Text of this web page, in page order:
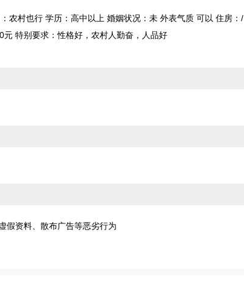
村也行 学历：高中以上 婚姻状况：未 外表气质 可以 住房：/
特别要求：性格好，农村人勤奋，人品好
假资料、散布广告等恶劣行为